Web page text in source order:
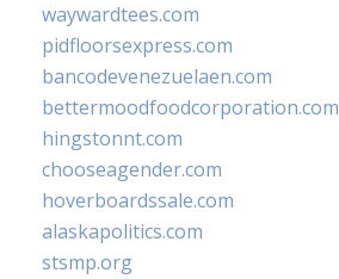
waywardtees.com
pidfloorsexpress.com
bancodevenezuelaen.com
bettermoodfoodcorporation.com
hingstonnt.com
chooseagender.com
hoverboardssale.com
alaskapolitics.com
stsmp.org